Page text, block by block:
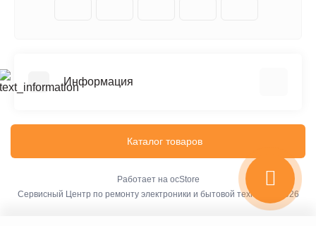
Информация
О компании
Стоимость услуг
Каталог товаров
Работает на ocStore
Сервисный Центр по ремонту электроники и бытовой техники © 2026